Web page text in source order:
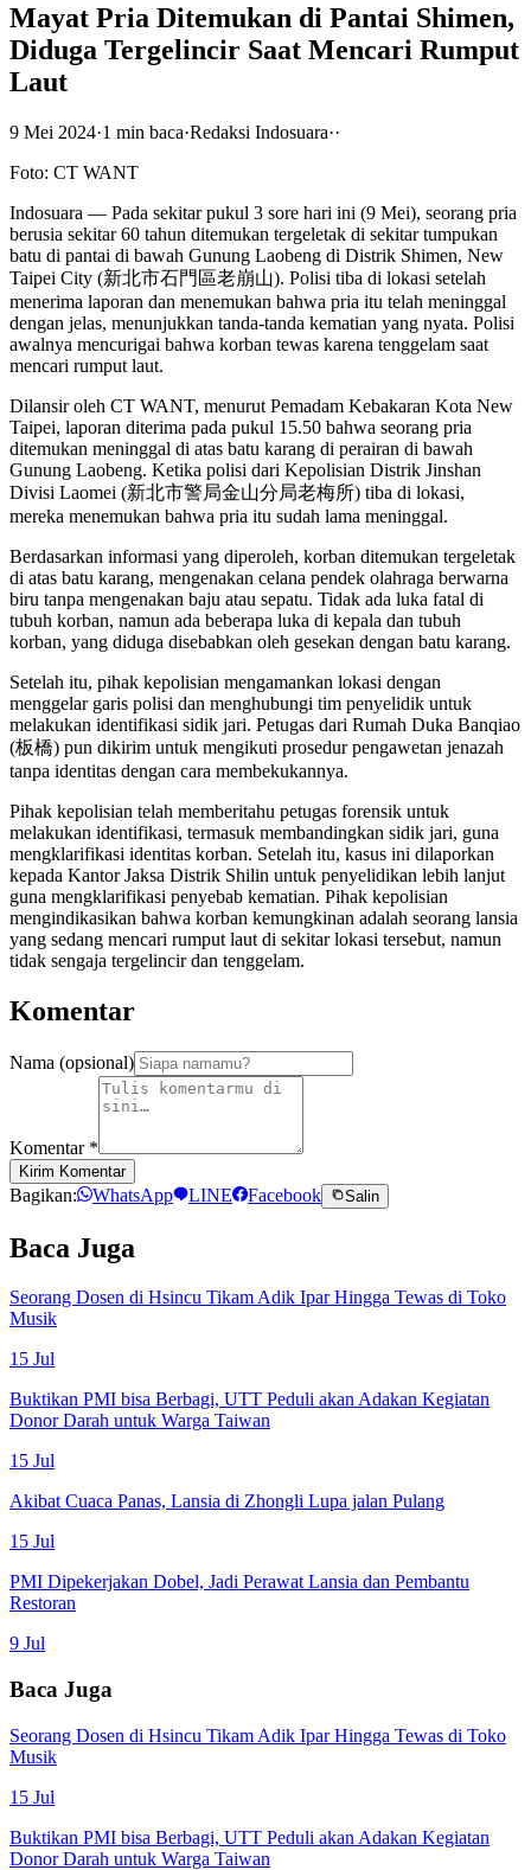
Mayat Pria Ditemukan di Pantai Shimen,
Diduga Tergelincir Saat Mencari Rumput
Laut
9 Mei 2024·1 min baca·Redaksi Indosuara··
Foto: CT WANT
Indosuara — Pada sekitar pukul 3 sore hari ini (9 Mei), seorang pria
berusia sekitar 60 tahun ditemukan tergeletak di sekitar tumpukan
batu di pantai di bawah Gunung Laobeng di Distrik Shimen, New
Taipei City (新北市石門區老崩山). Polisi tiba di lokasi setelah
menerima laporan dan menemukan bahwa pria itu telah meninggal
dengan jelas, menunjukkan tanda-tanda kematian yang nyata. Polisi
awalnya mencurigai bahwa korban tewas karena tenggelam saat
mencari rumput laut.
Dilansir oleh CT WANT, menurut Pemadam Kebakaran Kota New
Taipei, laporan diterima pada pukul 15.50 bahwa seorang pria
ditemukan meninggal di atas batu karang di perairan di bawah
Gunung Laobeng. Ketika polisi dari Kepolisian Distrik Jinshan
Divisi Laomei (新北市警局金山分局老梅所) tiba di lokasi,
mereka menemukan bahwa pria itu sudah lama meninggal.
Berdasarkan informasi yang diperoleh, korban ditemukan tergeletak
di atas batu karang, mengenakan celana pendek olahraga berwarna
biru tanpa mengenakan baju atau sepatu. Tidak ada luka fatal di
tubuh korban, namun ada beberapa luka di kepala dan tubuh
korban, yang diduga disebabkan oleh gesekan dengan batu karang.
Setelah itu, pihak kepolisian mengamankan lokasi dengan
menggelar garis polisi dan menghubungi tim penyelidik untuk
melakukan identifikasi sidik jari. Petugas dari Rumah Duka Banqiao
(板橋) pun dikirim untuk mengikuti prosedur pengawetan jenazah
tanpa identitas dengan cara membekukannya.
Pihak kepolisian telah memberitahu petugas forensik untuk
melakukan identifikasi, termasuk membandingkan sidik jari, guna
mengklarifikasi identitas korban. Setelah itu, kasus ini dilaporkan
kepada Kantor Jaksa Distrik Shilin untuk penyelidikan lebih lanjut
guna mengklarifikasi penyebab kematian. Pihak kepolisian
mengindikasikan bahwa korban kemungkinan adalah seorang lansia
yang sedang mencari rumput laut di sekitar lokasi tersebut, namun
tidak sengaja tergelincir dan tenggelam.
Komentar
Nama (opsional)
Komentar *
Kirim Komentar
Bagikan: WhatsApp LINE Facebook Salin
Baca Juga
Seorang Dosen di Hsincu Tikam Adik Ipar Hingga Tewas di Toko
Musik
15 Jul
Buktikan PMI bisa Berbagi, UTT Peduli akan Adakan Kegiatan
Donor Darah untuk Warga Taiwan
15 Jul
Akibat Cuaca Panas, Lansia di Zhongli Lupa jalan Pulang
15 Jul
PMI Dipekerjakan Dobel, Jadi Perawat Lansia dan Pembantu
Restoran
9 Jul
Baca Juga
Seorang Dosen di Hsincu Tikam Adik Ipar Hingga Tewas di Toko
Musik
15 Jul
Buktikan PMI bisa Berbagi, UTT Peduli akan Adakan Kegiatan
Donor Darah untuk Warga Taiwan